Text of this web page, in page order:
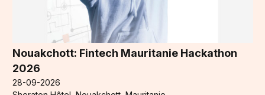
Nouakchott: Fintech Mauritanie Hackathon
2026
28-09-2026